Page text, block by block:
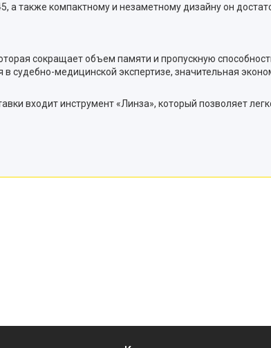
также компактному и незаметному дизайну он
сокращает объем памяти и пропускную
судебно-медицинской экспертизе, значительная
входит инструмент «Линза», который позволяет